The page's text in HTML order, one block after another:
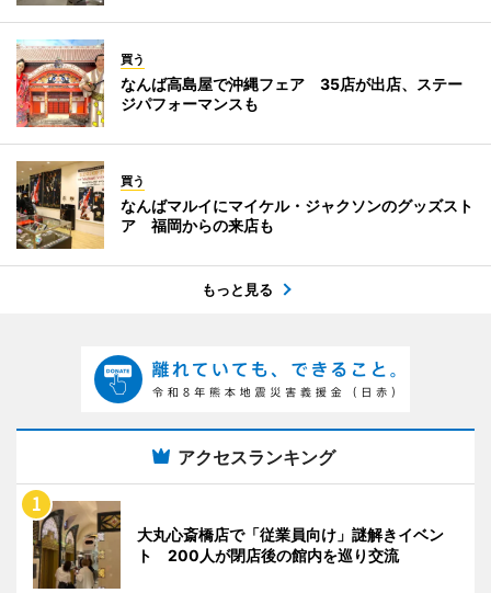
買う
なんば高島屋で沖縄フェア 35店が出店、ステー
ジパフォーマンスも
買う
なんばマルイにマイケル・ジャクソンのグッズスト
ア 福岡からの来店も
もっと見る
アクセスランキング
大丸心斎橋店で「従業員向け」謎解きイベン
ト 200人が閉店後の館内を巡り交流